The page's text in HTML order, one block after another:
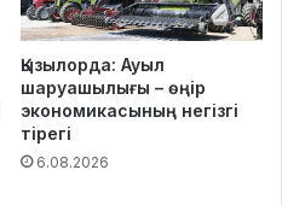
Қызылорда: Ауыл
шаруашылығы – өңір
экономикасының негізгі
тірегі
6.08.2026